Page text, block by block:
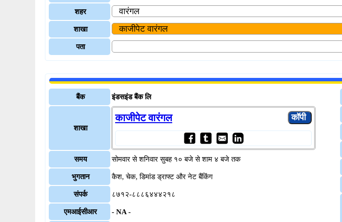
शहर
शाखा
पता
बैंक इंडसइंड बैंक लि
शाखा
काजीपेट वारंगल
समय सोमवार से शनिवार सुबह १० बजे से शाम ४ बजे तक
भुगतान कैश, चेक, डिमांड ड्राफ्ट और नेट बैंकिंग
संपर्क ८७१२-८८८६४४४२१८
एमआईसीआर - NA -